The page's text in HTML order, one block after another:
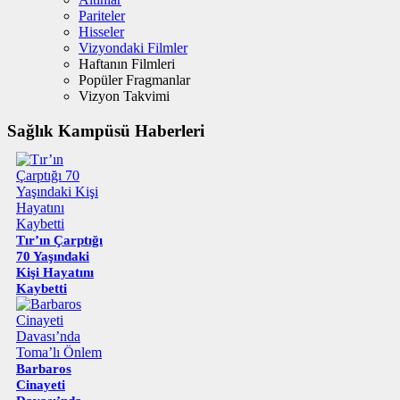
Pariteler
Hisseler
Vizyondaki Filmler
Haftanın Filmleri
Popüler Fragmanlar
Vizyon Takvimi
Sağlık Kampüsü Haberleri
Tır’ın Çarptığı
70 Yaşındaki
Kişi Hayatını
Kaybetti
Barbaros
Cinayeti